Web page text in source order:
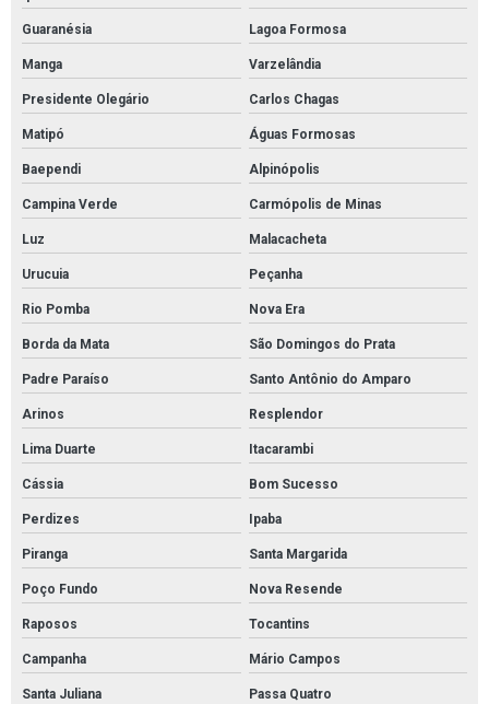
Guaranésia Lagoa Formosa
Manga Varzelândia
Presidente Olegário Carlos Chagas
Matipó Águas Formosas
Baependi Alpinópolis
Campina Verde Carmópolis de Minas
Luz Malacacheta
Urucuia Peçanha
Rio Pomba Nova Era
Borda da Mata São Domingos do Prata
Padre Paraíso Santo Antônio do Amparo
Arinos Resplendor
Lima Duarte Itacarambi
Cássia Bom Sucesso
Perdizes Ipaba
Piranga Santa Margarida
Poço Fundo Nova Resende
Raposos Tocantins
Campanha Mário Campos
Santa Juliana Passa Quatro